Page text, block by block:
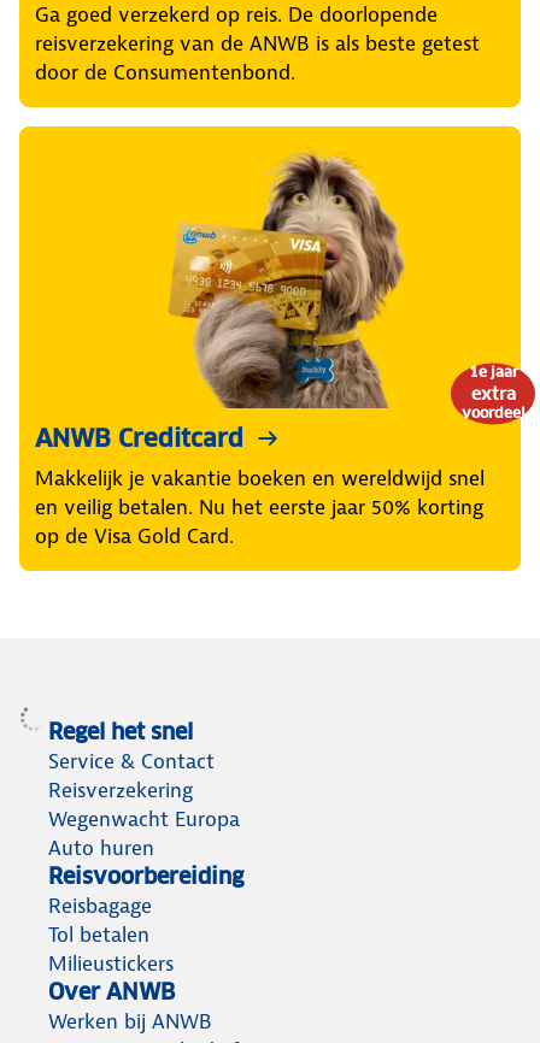
Ga goed verzekerd op reis. De doorlopende
reisverzekering van de ANWB is als beste getest
door de Consumentenbond.
1e jaar
extra
voordeel
ANWB Creditcard
Makkelijk je vakantie boeken en wereldwijd snel
en veilig betalen. Nu het eerste jaar 50% korting
op de Visa Gold Card.
Regel het snel
Service & Contact
Reisverzekering
Wegenwacht Europa
Auto huren
Reisvoorbereiding
Reisbagage
Tol betalen
Milieustickers
Over ANWB
Werken bij ANWB